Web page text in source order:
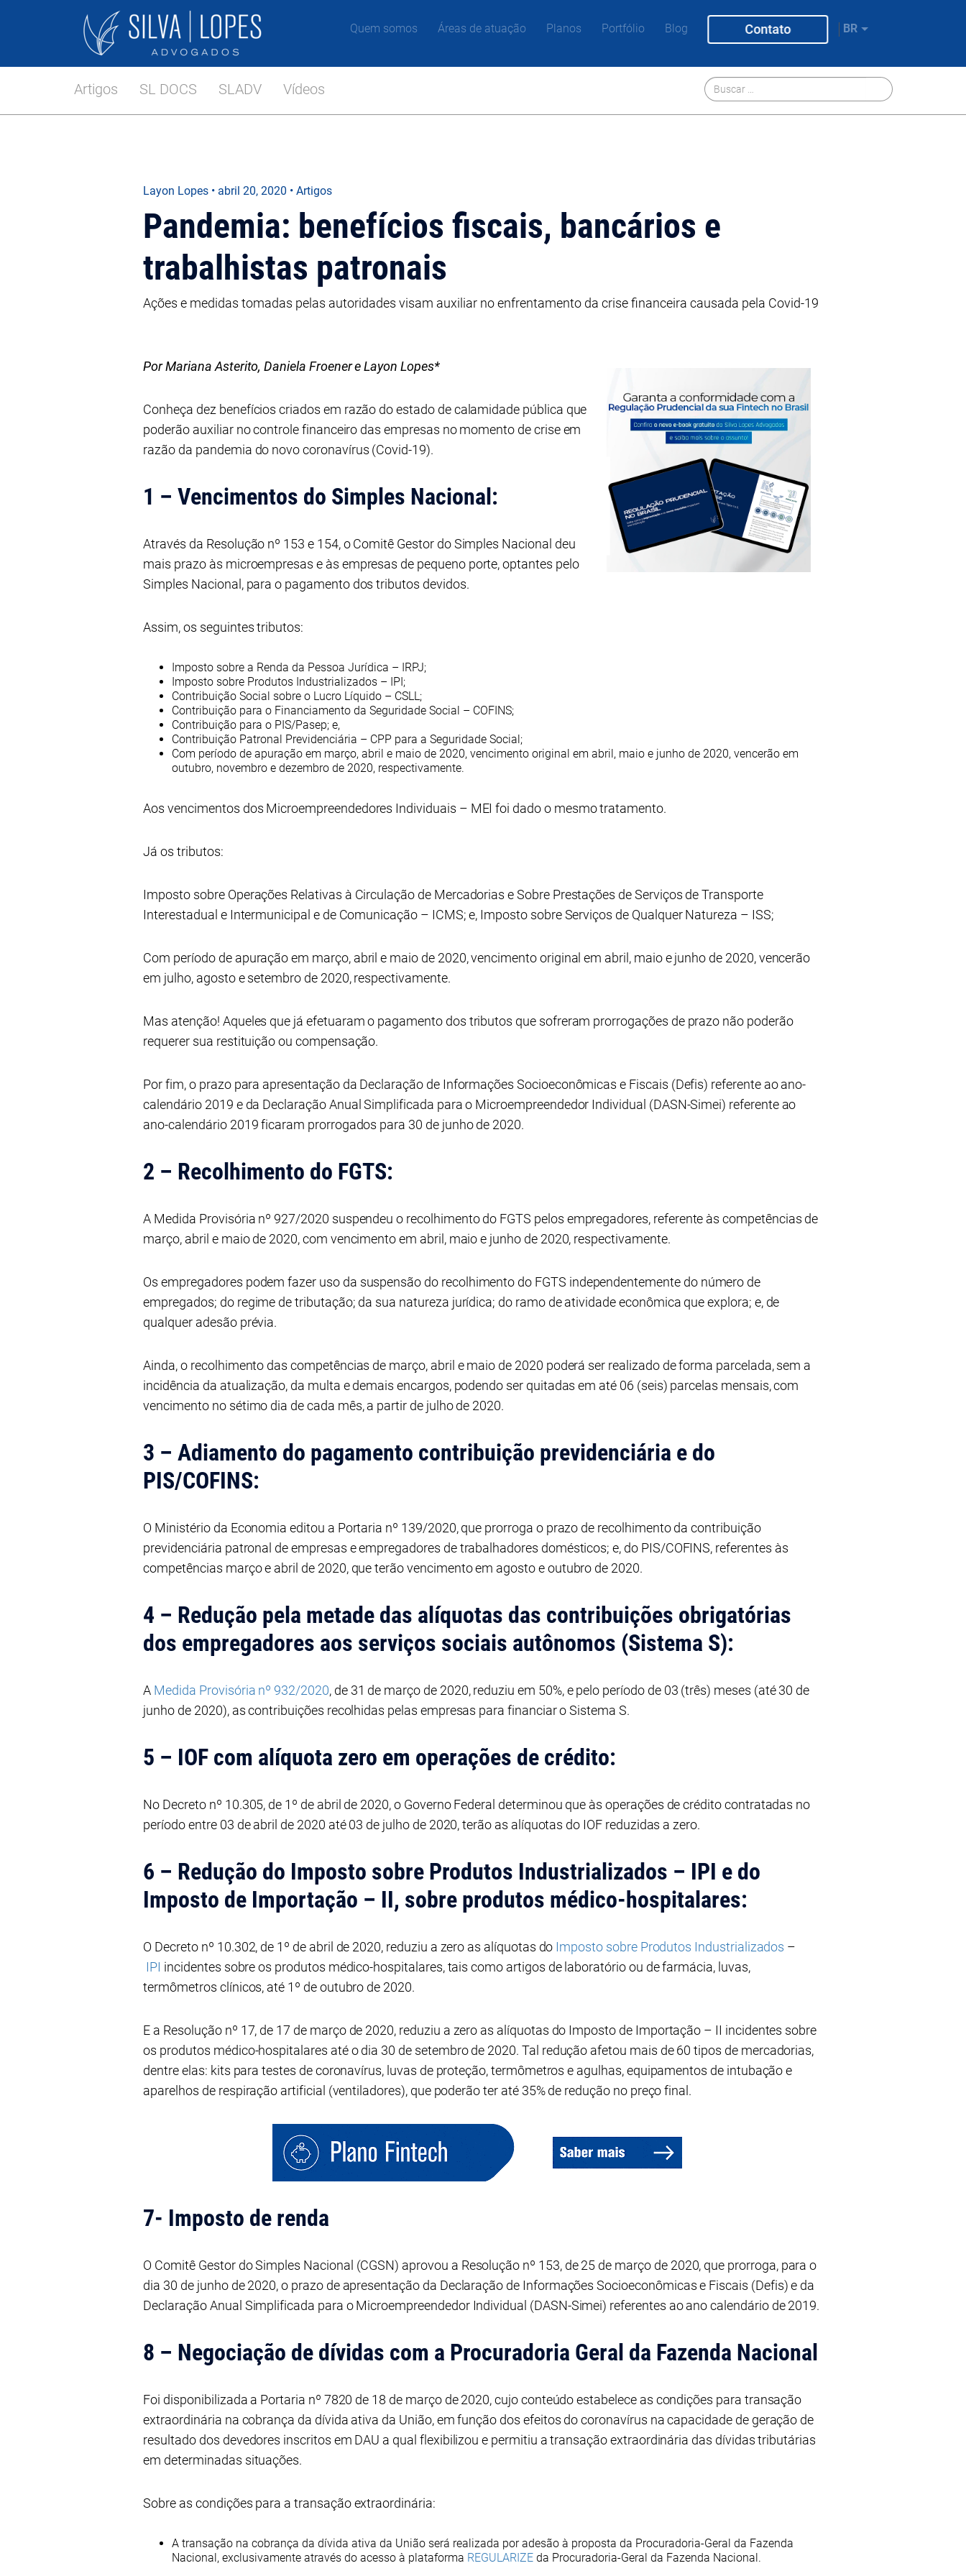
Quem somos Áreas de atuação Planos Portfólio Blog Contato BR
Artigos SL DOCS SLADV Vídeos
Layon Lopes • abril 20, 2020 • Artigos
Pandemia: benefícios fiscais, bancários e
trabalhistas patronais
Ações e medidas tomadas pelas autoridades visam auxiliar no enfrentamento da crise financeira causada pela Covid-19
Por Mariana Asterito, Daniela Froener e Layon Lopes*
Conheça dez benefícios criados em razão do estado de calamidade pública que
poderão auxiliar no controle financeiro das empresas no momento de crise em
razão da pandemia do novo coronavírus (Covid-19).
1 – Vencimentos do Simples Nacional:
Através da Resolução nº 153 e 154, o Comitê Gestor do Simples Nacional deu
mais prazo às microempresas e às empresas de pequeno porte, optantes pelo
Simples Nacional, para o pagamento dos tributos devidos.
Assim, os seguintes tributos:
Imposto sobre a Renda da Pessoa Jurídica – IRPJ;
Imposto sobre Produtos Industrializados – IPI;
Contribuição Social sobre o Lucro Líquido – CSLL;
Contribuição para o Financiamento da Seguridade Social – COFINS;
Contribuição para o PIS/Pasep; e,
Contribuição Patronal Previdenciária – CPP para a Seguridade Social;
Com período de apuração em março, abril e maio de 2020, vencimento original em abril, maio e junho de 2020, vencerão em
outubro, novembro e dezembro de 2020, respectivamente.
Aos vencimentos dos Microempreendedores Individuais – MEI foi dado o mesmo tratamento.
Já os tributos:
Imposto sobre Operações Relativas à Circulação de Mercadorias e Sobre Prestações de Serviços de Transporte
Interestadual e Intermunicipal e de Comunicação – ICMS; e, Imposto sobre Serviços de Qualquer Natureza – ISS;
Com período de apuração em março, abril e maio de 2020, vencimento original em abril, maio e junho de 2020, vencerão
em julho, agosto e setembro de 2020, respectivamente.
Mas atenção! Aqueles que já efetuaram o pagamento dos tributos que sofreram prorrogações de prazo não poderão
requerer sua restituição ou compensação.
Por fim, o prazo para apresentação da Declaração de Informações Socioeconômicas e Fiscais (Defis) referente ao ano-
calendário 2019 e da Declaração Anual Simplificada para o Microempreendedor Individual (DASN-Simei) referente ao
ano-calendário 2019 ficaram prorrogados para 30 de junho de 2020.
2 – Recolhimento do FGTS:
A Medida Provisória nº 927/2020 suspendeu o recolhimento do FGTS pelos empregadores, referente às competências de
março, abril e maio de 2020, com vencimento em abril, maio e junho de 2020, respectivamente.
Os empregadores podem fazer uso da suspensão do recolhimento do FGTS independentemente do número de
empregados; do regime de tributação; da sua natureza jurídica; do ramo de atividade econômica que explora; e, de
qualquer adesão prévia.
Ainda, o recolhimento das competências de março, abril e maio de 2020 poderá ser realizado de forma parcelada, sem a
incidência da atualização, da multa e demais encargos, podendo ser quitadas em até 06 (seis) parcelas mensais, com
vencimento no sétimo dia de cada mês, a partir de julho de 2020.
3 – Adiamento do pagamento contribuição previdenciária e do
PIS/COFINS:
O Ministério da Economia editou a Portaria nº 139/2020, que prorroga o prazo de recolhimento da contribuição
previdenciária patronal de empresas e empregadores de trabalhadores domésticos; e, do PIS/COFINS, referentes às
competências março e abril de 2020, que terão vencimento em agosto e outubro de 2020.
4 – Redução pela metade das alíquotas das contribuições obrigatórias
dos empregadores aos serviços sociais autônomos (Sistema S):
A Medida Provisória nº 932/2020, de 31 de março de 2020, reduziu em 50%, e pelo período de 03 (três) meses (até 30 de
junho de 2020), as contribuições recolhidas pelas empresas para financiar o Sistema S.
5 – IOF com alíquota zero em operações de crédito:
No Decreto nº 10.305, de 1º de abril de 2020, o Governo Federal determinou que às operações de crédito contratadas no
período entre 03 de abril de 2020 até 03 de julho de 2020, terão as alíquotas do IOF reduzidas a zero.
6 – Redução do Imposto sobre Produtos Industrializados – IPI e do
Imposto de Importação – II, sobre produtos médico-hospitalares:
O Decreto nº 10.302, de 1º de abril de 2020, reduziu a zero as alíquotas do Imposto sobre Produtos Industrializados –
IPI incidentes sobre os produtos médico-hospitalares, tais como artigos de laboratório ou de farmácia, luvas,
termômetros clínicos, até 1º de outubro de 2020.
E a Resolução nº 17, de 17 de março de 2020, reduziu a zero as alíquotas do Imposto de Importação – II incidentes sobre
os produtos médico-hospitalares até o dia 30 de setembro de 2020. Tal redução afetou mais de 60 tipos de mercadorias,
dentre elas: kits para testes de coronavírus, luvas de proteção, termômetros e agulhas, equipamentos de intubação e
aparelhos de respiração artificial (ventiladores), que poderão ter até 35% de redução no preço final.
7- Imposto de renda
O Comitê Gestor do Simples Nacional (CGSN) aprovou a Resolução nº 153, de 25 de março de 2020, que prorroga, para o
dia 30 de junho de 2020, o prazo de apresentação da Declaração de Informações Socioeconômicas e Fiscais (Defis) e da
Declaração Anual Simplificada para o Microempreendedor Individual (DASN-Simei) referentes ao ano calendário de 2019.
8 – Negociação de dívidas com a Procuradoria Geral da Fazenda Nacional
Foi disponibilizada a Portaria nº 7820 de 18 de março de 2020, cujo conteúdo estabelece as condições para transação
extraordinária na cobrança da dívida ativa da União, em função dos efeitos do coronavírus na capacidade de geração de
resultado dos devedores inscritos em DAU a qual flexibilizou e permitiu a transação extraordinária das dívidas tributárias
em determinadas situações.
Sobre as condições para a transação extraordinária:
A transação na cobrança da dívida ativa da União será realizada por adesão à proposta da Procuradoria-Geral da Fazenda
Nacional, exclusivamente através do acesso à plataforma REGULARIZE da Procuradoria-Geral da Fazenda Nacional.